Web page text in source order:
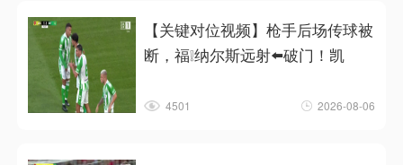
【关键对位视频】枪手后场传球被
断，福❕纳尔斯远射⬅️破门！凯
4501 2026-08-06